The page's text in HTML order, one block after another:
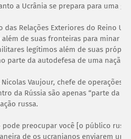
a Ucrânia se prepara para uma
Relações Exteriores do Reino
de suas fronteiras para minar a
legítimos além de suas
parte da autodefesa de uma
Vaujour, chefe de operações
da Rússia são apenas “parte da
russa.
pode preocupar você [o público
de os ucranianos enviarem